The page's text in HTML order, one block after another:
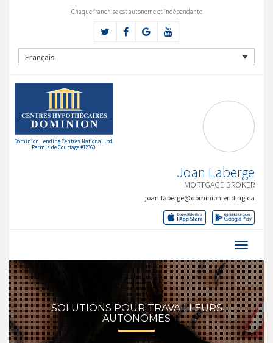
Chaque franchise est autonome et indépendante
Français
Dominion Lending Centres National Ltd.
Permis de Courtage #12360
Joan Laberge
MORTGAGE BROKER
joan.laberge@dominionlending.ca
SOLUTIONS POUR TRAVAILLEURS
AUTONOMES